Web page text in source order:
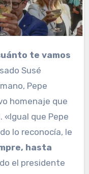
Susé
Pepe
homenaje que
«Igual que Pepe
lo reconocía, le
hasta
el presidente